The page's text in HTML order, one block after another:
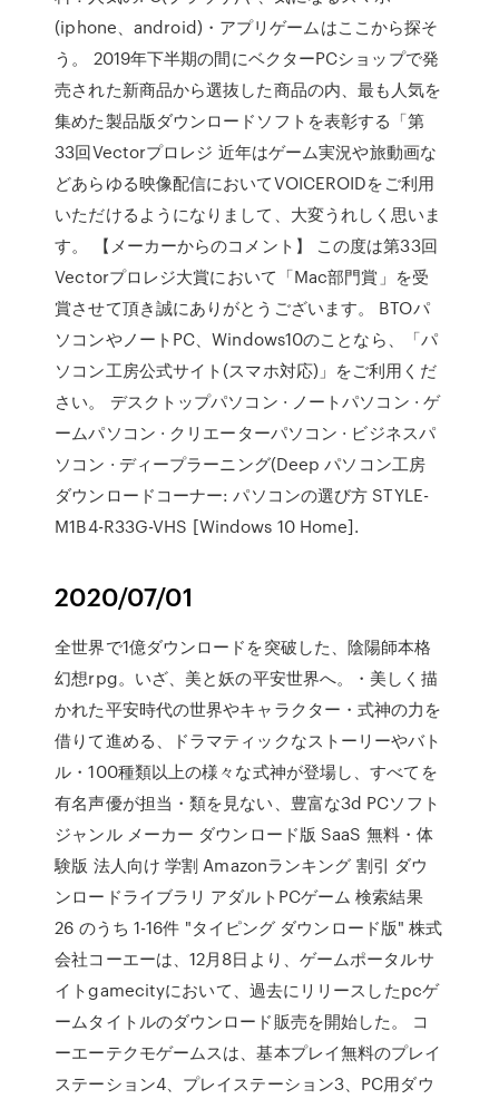
(iphone、android)・アプリゲームはここから探そ
う。 2019年下半期の間にベクターPCショップで発
売された新商品から選抜した商品の内、最も人気を
集めた製品版ダウンロードソフトを表彰する「第
33回Vectorプロレジ 近年はゲーム実況や旅動画な
どあらゆる映像配信においてVOICEROIDをご利用
いただけるようになりまして、大変うれしく思いま
す。 【メーカーからのコメント】 この度は第33回
Vectorプロレジ大賞において「Mac部門賞」を受
賞させて頂き誠にありがとうございます。 BTOパ
ソコンやノートPC、Windows10のことなら、「パ
ソコン工房公式サイト(スマホ対応)」をご利用くだ
さい。 デスクトップパソコン · ノートパソコン · ゲ
ームパソコン · クリエーターパソコン · ビジネスパ
ソコン · ディープラーニング(Deep パソコン工房
ダウンロードコーナー: パソコンの選び方 STYLE-
M1B4-R33G-VHS [Windows 10 Home].
2020/07/01
全世界で1億ダウンロードを突破した、陰陽師本格
幻想rpg。いざ、美と妖の平安世界へ。・美しく描
かれた平安時代の世界やキャラクター・式神の力を
借りて進める、ドラマティックなストーリーやバト
ル・100種類以上の様々な式神が登場し、すべてを
有名声優が担当・類を見ない、豊富な3d PCソフト
ジャンル メーカー ダウンロード版 SaaS 無料・体
験版 法人向け 学割 Amazonランキング 割引 ダウ
ンロードライブラリ アダルトPCゲーム 検索結果
26 のうち 1-16件 "タイピング ダウンロード版" 株式
会社コーエーは、12月8日より、ゲームポータルサ
イトgamecityにおいて、過去にリリースしたpcゲ
ームタイトルのダウンロード販売を開始した。 コ
ーエーテクモゲームスは、基本プレイ無料のプレイ
ステーション4、プレイステーション3、PC用ダウ